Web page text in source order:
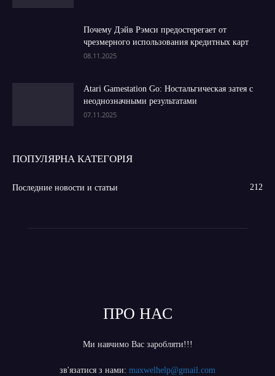
Почему Дэйв Рэмси предостерегает от
чрезмерного использования кредитных карт
08.11.2025
Atari Gamestation Go: Ностальгическая затея с
неоднозначными результатами
07.11.2025
ПОПУЛЯРНА КАТЕГОРІЯ
Последние новости и статьи 212
ПРО НАС
Ми навчимо Вас заробляти!!!
зв'язатися з нами: maxwelhelp@gmail.com